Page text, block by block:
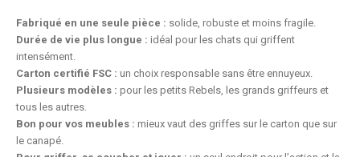
Fabriqué en une seule pièce : solide, robuste et moins fragile.
Durée de vie plus longue : idéal pour les chats qui griffent
intensément.
Carton certifié FSC : un choix responsable sans être ennuyeux.
Plusieurs modèles : pour les petits Rebels, les grands griffeurs et
tous les autres.
Bon pour vos meubles : mieux vaut des griffes sur le carton que sur
le canapé.